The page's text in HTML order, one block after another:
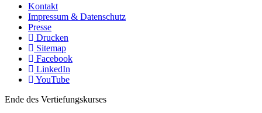
Kontakt
Impressum & Datenschutz
Presse
Drucken
Sitemap
Facebook
LinkedIn
YouTube
Ende des Vertiefungskurses